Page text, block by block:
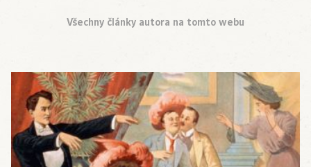
Všechny články autora na tomto webu